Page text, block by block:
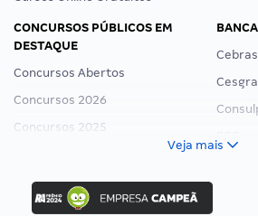
CONCURSOS PÚBLICOS EM
DESTAQUE
Concursos Abertos
Concursos 2026
Concursos 2025
Concurso Ibama
Concurso MPU
Veja mais